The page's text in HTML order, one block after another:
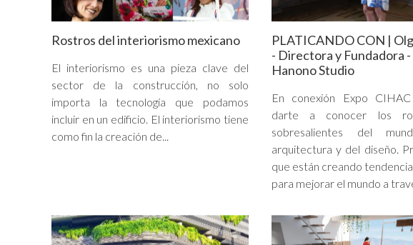
Rostros del interiorismo mexicano
El interiorismo es una pieza clave del
sector de la construcción, no solo
importa la tecnología que podamos
incluir en un edificio. El interiorismo tiene
como fin la creación de...
PLATICANDO CON |
- Directora y Fundadora -
Hanono Studio
En conexión Expo
darte a conocer los
sobresalientes del
arquitectura y del diseño.
que están creando
para mejorar el mundo a